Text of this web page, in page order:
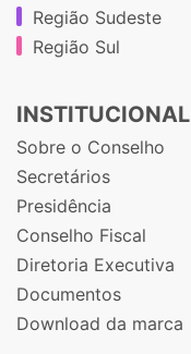
Região Sudeste
Região Sul
INSTITUCIONAL
Sobre o Conselho
Secretários
Presidência
Conselho Fiscal
Diretoria Executiva
Documentos
Download da marca